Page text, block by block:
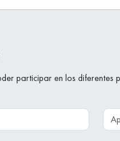
participar en los diferentes